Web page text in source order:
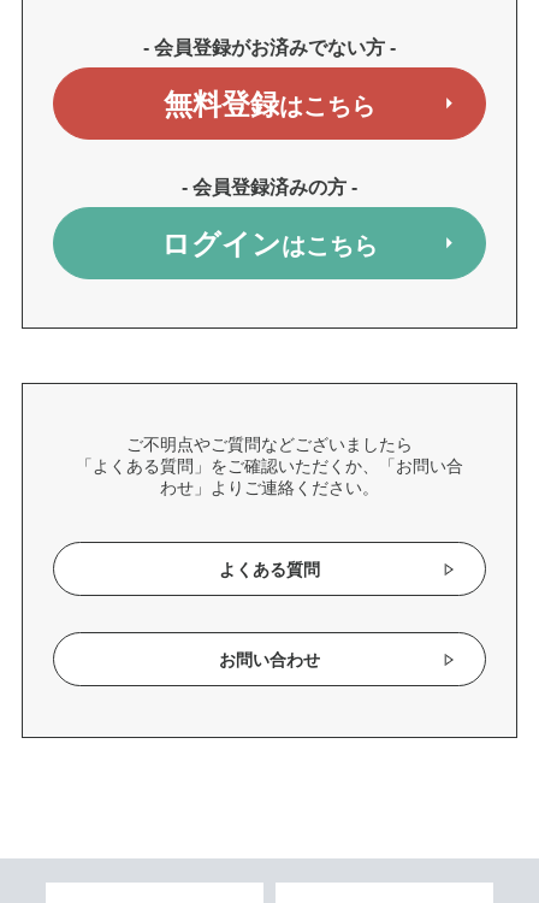
- 会員登録がお済みでない方 -
無料登録はこちら
- 会員登録済みの方 -
ログインはこちら
ご不明点やご質問などございましたら
「よくある質問」をご確認いただくか、「お問い合
わせ」よりご連絡ください。
よくある質問
お問い合わせ